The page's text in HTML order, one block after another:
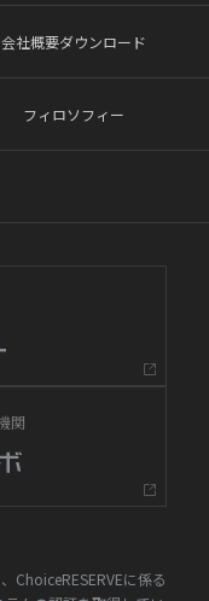
会社概要ダウンロード
フィロソフィー
関
ChoiceRESERVEに係る